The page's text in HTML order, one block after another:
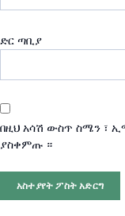
ድር ጣቢያ
በዚህ አሳሽ ውስጥ ስሜን ፣
ያስቀምጡ ።